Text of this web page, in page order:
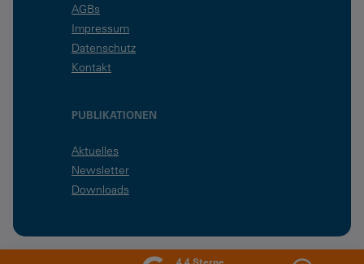
AGBs
Impressum
Datenschutz
Kontakt
PUBLIKATIONEN
Aktuelles
Newsletter
Downloads